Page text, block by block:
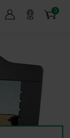
0
Artikel